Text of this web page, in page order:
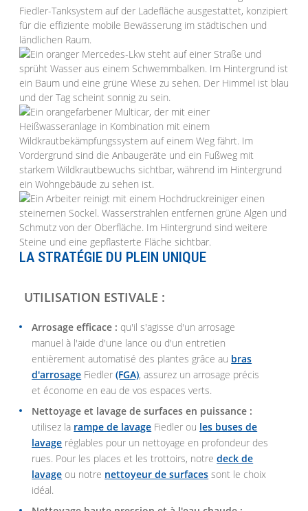
LA STRATÉGIE DU PLEIN UNIQUE
UTILISATION ESTIVALE :
Arrosage efficace : qu'il s'agisse d'un arrosage
manuel à l'aide d'une lance ou d'un entretien
entièrement automatisé des plantes grâce au bras
d'arrosage Fiedler(FGA), assurez un arrosage précis
et économe en eau de vos espaces verts.
Nettoyage et lavage de surfaces en puissance :
utilisez la rampe de lavage Fiedler ou les buses de
lavage réglables pour un nettoyage en profondeur des
rues. Pour les places et les trottoirs, notredeck de
lavage ou notre nettoyeur de surfaces sont le choix
idéal.